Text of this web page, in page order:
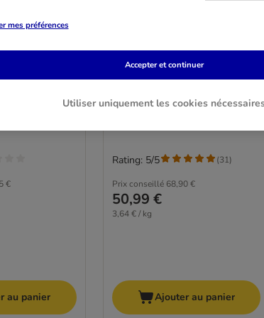
et
poulet
€
au panier
PURINA PRO PLAN All
Sizes Adult Light/Sterilised
14 kg
Prix conseillé 68,90 €
50,99 €
3,64 € / kg
Rating: 5/5 (31)
Ajouter au panier
mes préférences
Utiliser uniquement les cookies
Accepter et continuer